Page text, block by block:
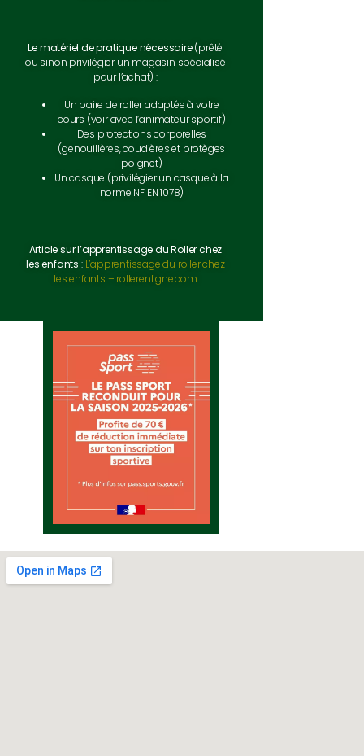
Le matériel de pratique nécessaire(prêté
ou sinon privilégier un magasin spécialisé
pour l’achat) :
Un paire de roller adaptée à votre
cours (voir avec l’animateur sportif)
Des protections corporelles
(genouillères, coudières et protèges
poignet)
Un casque (privilégier un casque à la
norme NF EN 1078)
Article sur l’apprentissage du Roller chez
les enfants : L’apprentissage du roller chez
les enfants – rollerenligne.com